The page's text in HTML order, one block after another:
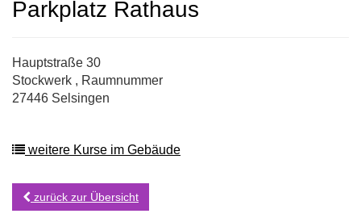
Parkplatz Rathaus
Hauptstraße 30
Stockwerk , Raumnummer
27446 Selsingen
weitere Kurse im Gebäude
zurück zur Übersicht